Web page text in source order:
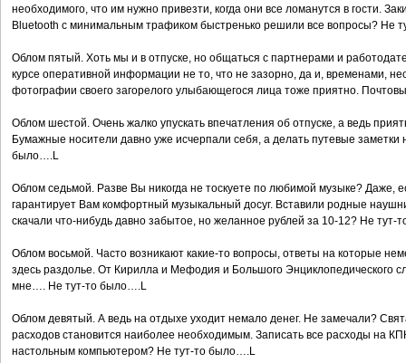
необходимого, что им нужно привезти, когда они все ломанутся в гости.
Bluetooth с минимальным трафиком быстренько решили все вопросы? Не
Облом пятый. Хоть мы и в отпуске, но общаться с партнерами и
курсе оперативной информации не то, что не зазорно, да и, временами,
фотографии своего загорелого улыбающегося лица тоже приятно.
Облом шестой. Очень жалко упускать впечатления об отпуске, а ведь
Бумажные носители давно уже исчерпали себя, а делать путевые
было….L
Облом седьмой. Разве Вы никогда не тоскуете по любимой музыке? Даже,
гарантирует Вам комфортный музыкальный досуг. Вставили родные
скачали что-нибудь давно забытое, но желанное рублей за 10-12? Не
Облом восьмой. Часто возникают какие-то вопросы, ответы на которые
здесь раздолье. От Кирилла и Мефодия и Большого Энциклопедического
мне…. Не тут-то было….L
Облом девятый. А ведь на отдыхе уходит немало денег. Не замечали?
расходов становится наиболее необходимым. Записать все расходы на
настольным компьютером? Не тут-то было….L